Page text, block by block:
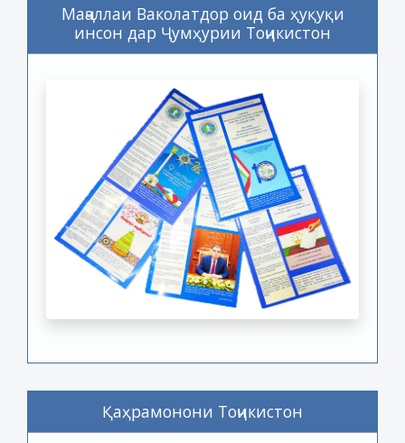
Маҷаллаи Ваколатдор оид ба ҳуқуқи
инсон дар Ҷумҳурии Тоҷикистон
Қаҳрамонони Тоҷикистон